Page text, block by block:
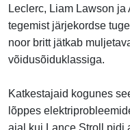
Leclerc, Liam Lawson
tegemist järjekordse
noor britt jätkab
võidusõiduklassiga.
Katkestajaid kogunes
lõppes
ajal kui Lance Stroll pidi